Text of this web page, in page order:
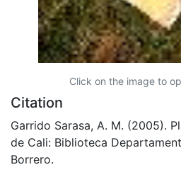
Click on the image to
Citation
Garrido Sarasa, A. M. (2005).
de Cali: Biblioteca
Borrero.